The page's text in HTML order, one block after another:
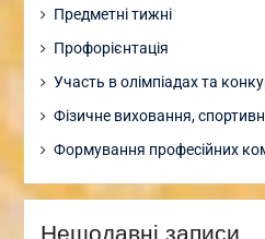
Предметні тижні
Профорієнтація
Участь в олімпіадах та
Фізичне виховання,
Формування професійних
Нещодавні записи